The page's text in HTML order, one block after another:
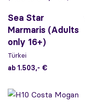
Sea Star
Marmaris (Adults
only 16+)
Türkei
ab 1.503,- €